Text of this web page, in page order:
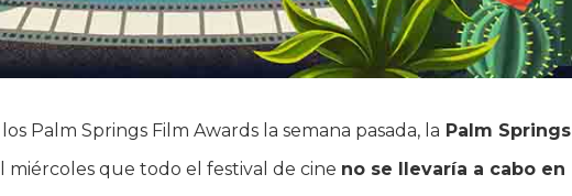
Palm Springs Film Awards la semana pasada, la Palm Springs
miércoles que todo el festival de cine no se llevaría a cabo en